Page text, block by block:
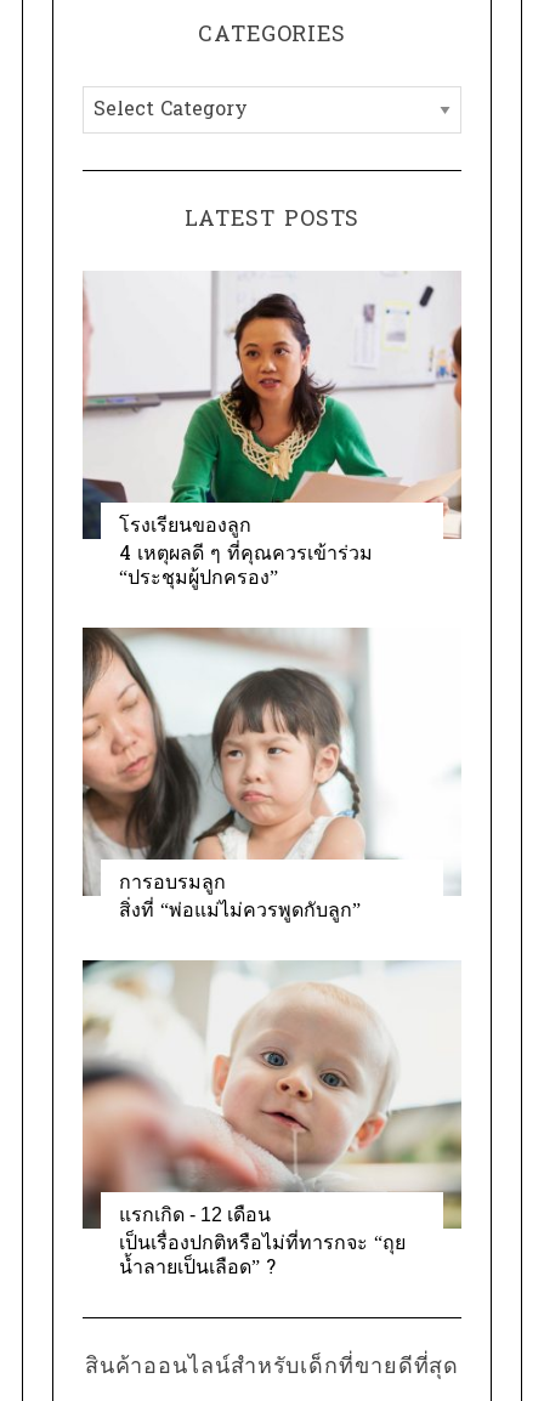
r
CATEGORIES
C
a
t
o
r
i
e
s
LATEST POSTS
โรงเรียนของลูก
4 เหตุผลดี ๆ ที่คุณควรเข้าร่วม
“ประชุมผู้ปกครอง”
การอบรมลูก
สิ่งที่ “พ่อแม่ไม่ควรพูดกับลูก”
แรกเกิด - 12 เดือน
เป็นเรื่องปกติหรือไม่ที่ทารกจะ “ถุย
น้ำลายเป็นเลือด” ?
สินค้าออนไลน์สำหรับเด็กที่ขายดีที่สุด